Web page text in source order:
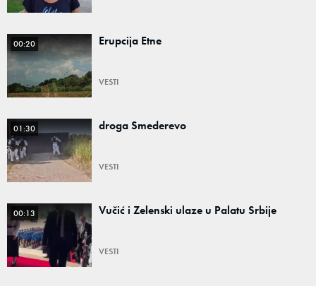
00:20 Erupcija Etne
VESTI
01:30 droga Smederevo
VESTI
00:13 Vučić i Zelenski ulaze u Palatu Srbije
VESTI